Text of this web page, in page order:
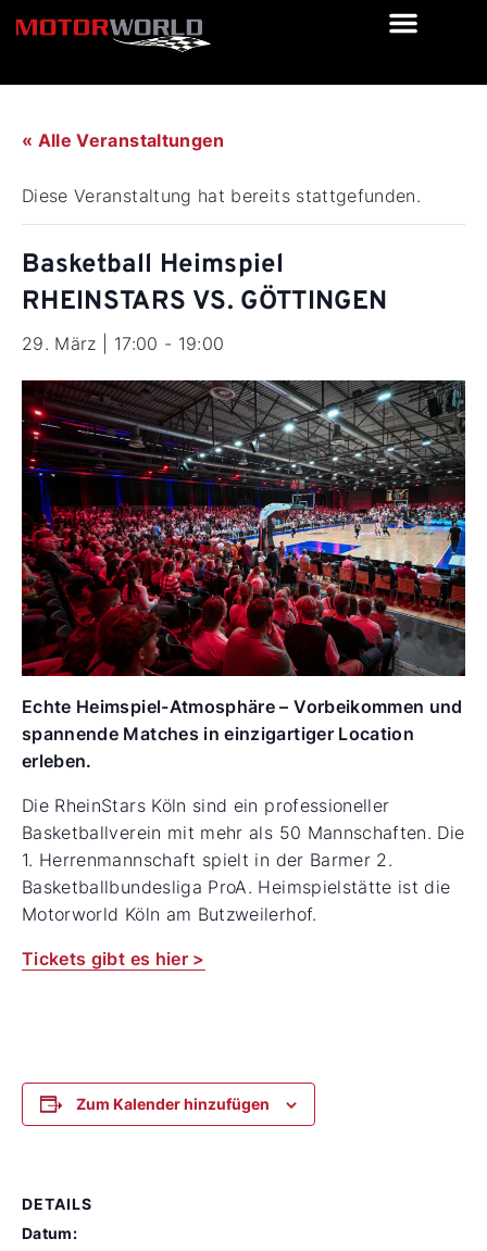
« Alle Veranstaltungen
Diese Veranstaltung hat bereits stattgefunden.
Basketball Heimspiel
RHEINSTARS VS. GÖTTINGEN
29. März | 17:00 - 19:00
Echte Heimspiel-Atmosphäre – Vorbeikommen und
spannende Matches in einzigartiger Location
erleben.
Die RheinStars Köln sind ein professioneller
Basketballverein mit mehr als 50 Mannschaften. Die
1. Herren­mannschaft spielt in der Barmer 2.
Basketballbundesliga ProA. Heimspielstätte ist die
Motorworld Köln am Butzweilerhof.
Tickets gibt es hier >
Zum Kalender hinzufügen
DETAILS
Datum: